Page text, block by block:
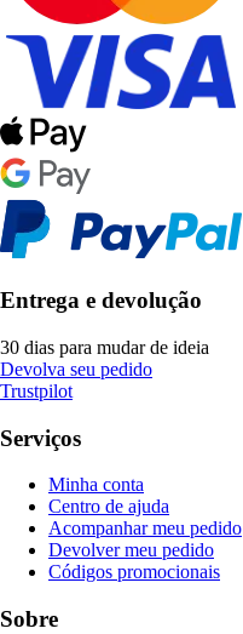
Entrega e devolução
30 dias para mudar de ideia
Devolva seu pedido
Trustpilot
Serviços
Minha conta
Centro de ajuda
Acompanhar meu pedido
Devolver meu pedido
Códigos promocionais
Sobre